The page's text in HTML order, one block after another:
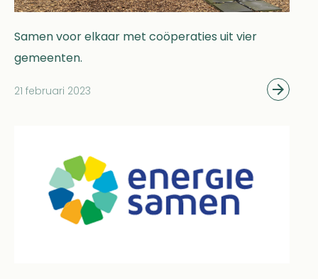
Samen voor elkaar met coöperaties uit vier
gemeenten.
21 februari 2023